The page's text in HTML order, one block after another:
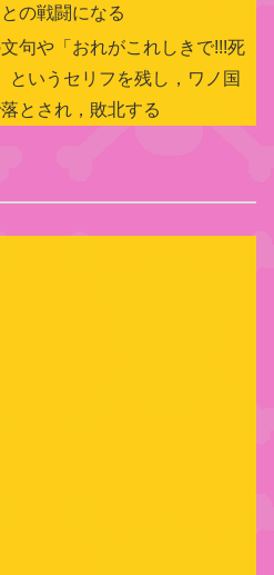
の戦闘になる
句や「おれがこれしきで!!!死
というセリフを残し，ワノ国
とされ，敗北する